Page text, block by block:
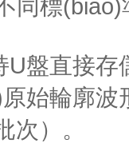
同標
直接存儲
始輪廓
。